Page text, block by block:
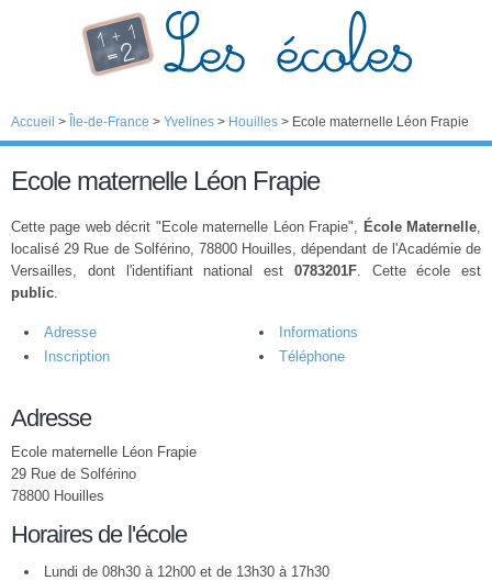
Accueil > Île-de-France > Yvelines > Houilles > Ecole maternelle Léon Frapie
Ecole maternelle Léon Frapie
Cette page web décrit "Ecole maternelle Léon Frapie", École Maternelle,
localisé 29 Rue de Solférino, 78800 Houilles, dépendant de l'Académie de
Versailles, dont l'identifiant national est 0783201F. Cette école est
public.
Adresse
Informations
Inscription
Téléphone
Adresse
Ecole maternelle Léon Frapie
29 Rue de Solférino
78800 Houilles
Horaires de l'école
Lundi de 08h30 à 12h00 et de 13h30 à 17h30